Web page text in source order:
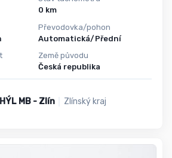
0 km
Převodovka/pohon
Automatická/Přední
Země původu
Česká republika
MB - Zlín Zlínský kraj